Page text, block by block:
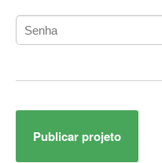
Administração de Redes
Administração PostgreSQL
ADO.NET Entity Framework
Publicar projeto